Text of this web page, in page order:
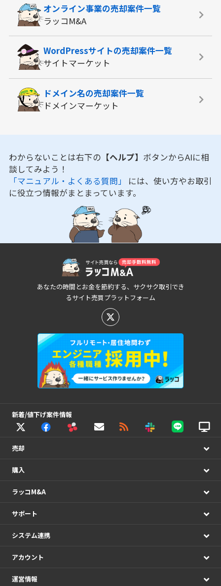
オンライン事業の売却案件一覧
ラッコM&A
WordPressサイトの売却案件一覧
サイトマーケット
ドメイン名の売却案件一覧
ドメインマーケット
わからないことは右下の 【ヘルプ】 ボタンからAIに相
談してみよう！
「マニュアル・よくある質問」 には、使い方やお取引
に役立つ情報がまとまっています。
あなたの時間とお金を節約する、サクサク取引でき
るサイト売買プラットフォーム
新着/値下げ案件情報
売却
購入
ラッコM&A
サポート
システム連携
アカウント
運営情報